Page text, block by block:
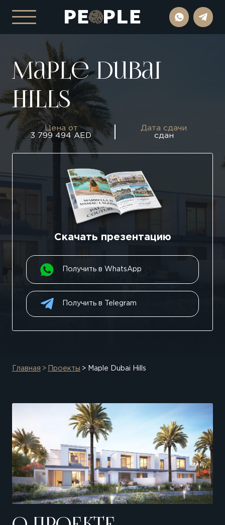
Maple Dubai
Hills
Цена от
3 799 494 AED
Дата сдачи
сдан
Скачать презентацию
Получить в WhatsApp
Получить в Telegram
Главная Проекты Maple Dubai Hills